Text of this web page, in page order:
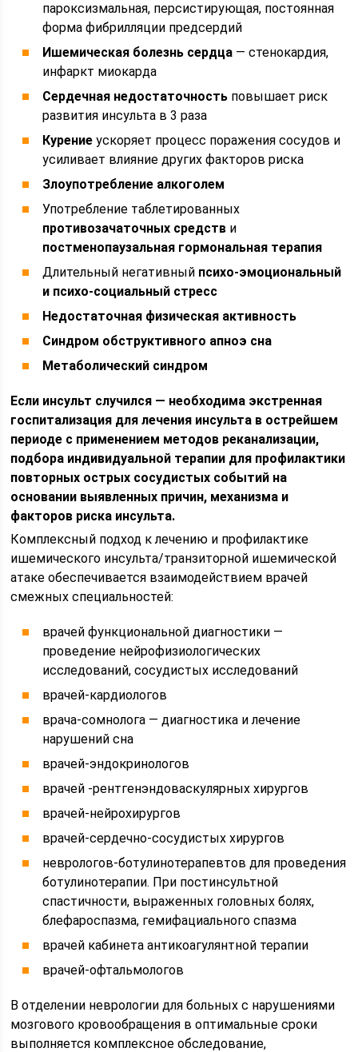
пароксизмальная, персистирующая, постоянная
форма фибрилляции предсердий
Ишемическая болезнь сердца — стенокардия,
инфаркт миокарда
Сердечная недостаточность повышает риск
развития инсульта в 3 раза
Курение ускоряет процесс поражения сосудов и
усиливает влияние других факторов риска
Злоупотребление алкоголем
Употребление таблетированных
противозачаточных средств и
постменопаузальная гормональная терапия
Длительный негативный психо-эмоциональный
и психо-социальный стресс
Недостаточная физическая активность
Синдром обструктивного апноэ сна
Метаболический синдром
Если инсульт случился — необходима экстренная
госпитализация для лечения инсульта в острейшем
периоде с применением методов реканализации,
подбора индивидуальной терапии для профилактики
повторных острых сосудистых событий на
основании выявленных причин, механизма и
факторов риска инсульта.
Комплексный подход к лечению и профилактике
ишемического инсульта/транзиторной ишемической
атаке обеспечивается взаимодействием врачей
смежных специальностей:
врачей функциональной диагностики —
проведение нейрофизиологических
исследований, сосудистых исследований
врачей-кардиологов
врача-сомнолога — диагностика и лечение
нарушений сна
врачей-эндокринологов
врачей -рентгенэндоваскулярных хирургов
врачей-нейрохирургов
врачей-сердечно-сосудистых хирургов
неврологов-ботулинотерапевтов для проведения
ботулинотерапии. При постинсультной
спастичности, выраженных головных болях,
блефароспазма, гемифациального спазма
врачей кабинета антикоагулянтной терапии
врачей-офтальмологов
В отделении неврологии для больных с нарушениями
мозгового кровообращения в оптимальные сроки
выполняется комплексное обследование,